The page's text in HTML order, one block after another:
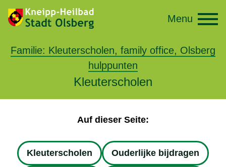
Familie: Kleuterscholen, family office, Olsberg
hulppunten
Kleuterscholen
Menu
Auf dieser Seite:
Kleuterscholen Ouderlijke bijdragen